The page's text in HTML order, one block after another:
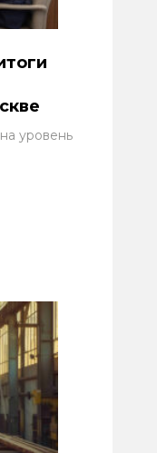
уровень